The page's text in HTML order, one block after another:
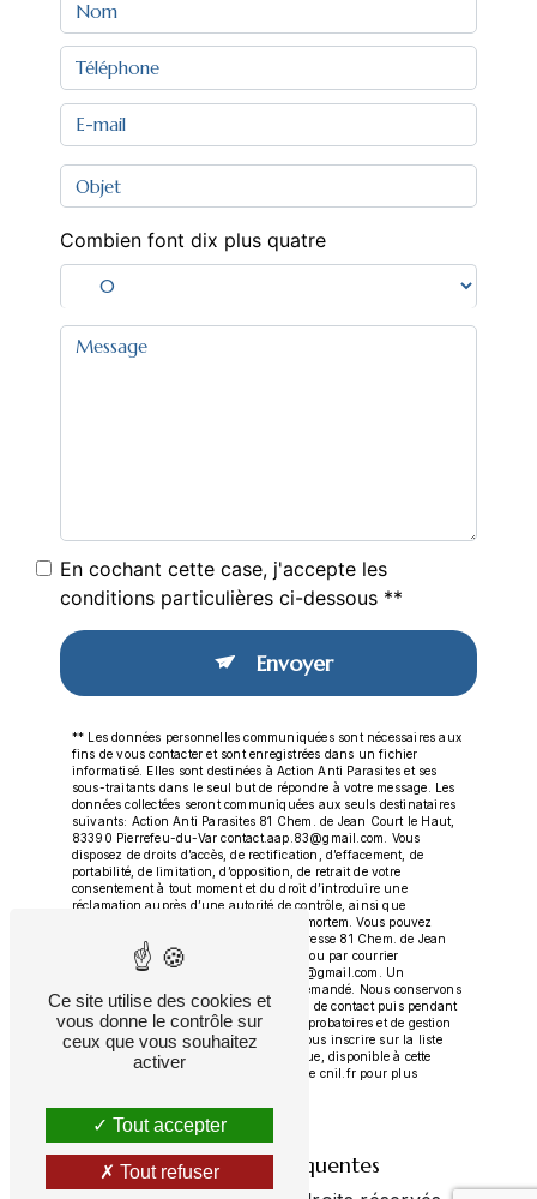
Combien font dix plus quatre
En cochant cette case, j'accepte les
conditions particulières ci-dessous **
Envoyer
** Les données personnelles communiquées sont nécessaires aux
fins de vous contacter et sont enregistrées dans un fichier
informatisé. Elles sont destinées à Action Anti Parasites et ses
sous-traitants dans le seul but de répondre à votre message. Les
données collectées seront communiquées aux seuls destinataires
suivants: Action Anti Parasites 81 Chem. de Jean Court le Haut,
83390 Pierrefeu-du-Var contact.aap.83@gmail.com. Vous
disposez de droits d’accès, de rectification, d’effacement, de
portabilité, de limitation, d’opposition, de retrait de votre
consentement à tout moment et du droit d’introduire une
réclamation auprès d’une autorité de contrôle, ainsi que
d’organiser le sort de vos données post-mortem. Vous pouvez
exercer ces droits par voie postale à l'adresse 81 Chem. de Jean
Court le Haut, 83390 Pierrefeu-du-Var ou par courrier
électronique à l'adresse contact.aap.83@gmail.com. Un
justificatif d'identité pourra vous être demandé. Nous conservons
vos données pendant la période de prise de contact puis pendant
la durée de prescription légale aux fins probatoires et de gestion
des contentieux. Vous avez le droit de vous inscrire sur la liste
d'opposition au démarchage téléphonique, disponible à cette
Bloctel.gouv.fr
. Consultez le site cnil.fr pour plus
Recherches fréquentes
Ce site utilise des cookies et
vous donne le contrôle sur
ceux que vous souhaitez
activer
Tout accepter
Tout refuser